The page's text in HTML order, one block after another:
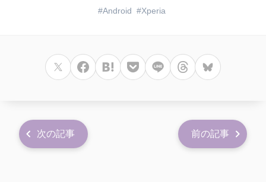
Android Xperia
次の記事 前の記事